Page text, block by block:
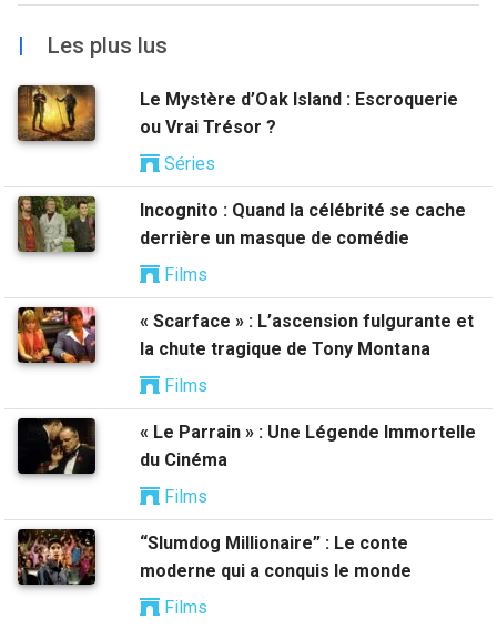
| Les plus lus
Le Mystère d’Oak Island : Escroquerie
ou Vrai Trésor ?
Séries
Incognito : Quand la célébrité se cache
derrière un masque de comédie
Films
« Scarface » : L’ascension fulgurante et
la chute tragique de Tony Montana
Films
« Le Parrain » : Une Légende Immortelle
du Cinéma
Films
“Slumdog Millionaire” : Le conte
moderne qui a conquis le monde
Films